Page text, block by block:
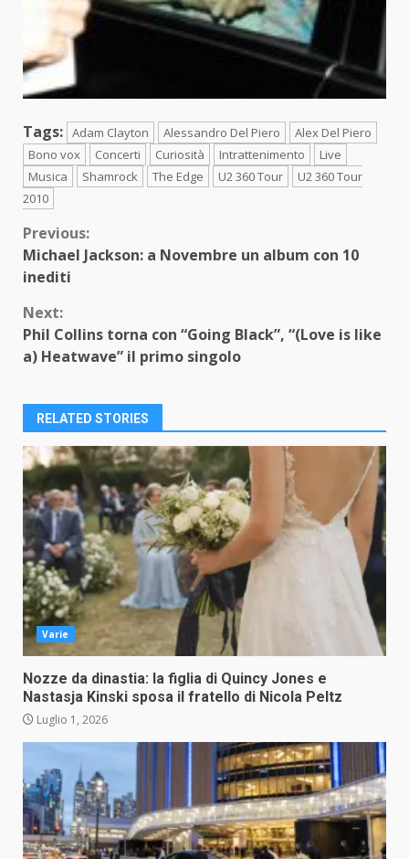
Tags: Adam Clayton Alessandro Del Piero
Alex Del Piero
Bono vox
Concerti Curiosità Intrattenimento
Live
Musica
Shamrock The Edge U2 360 Tour
U2 360 Tour
2010
Continue
Reading
Previous:
Michael Jackson: a Novembre un album con 10
inediti
Next:
Phil Collins torna con “Going Black”, “(Love is like
a) Heatwave” il primo singolo
RELATED STORIES
Varie
Nozze da dinastia: la figlia di Quincy Jones e
Nastasja Kinski sposa il fratello di Nicola Peltz
Luglio 1, 2026